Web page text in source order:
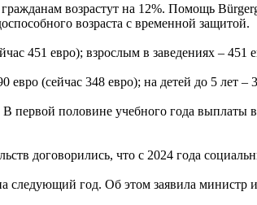
возрастут на 12%. Помощь
возраста с временной защитой.
451 евро); взрослым в заведениях – 451
(сейчас 348 евро); на детей до 5 лет –
половине учебного года выплаты
договорились, что с 2024 года
следующий год. Об этом заявила